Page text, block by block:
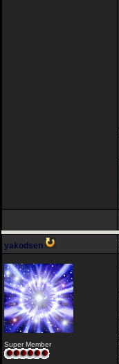
yakodsen
Super Member